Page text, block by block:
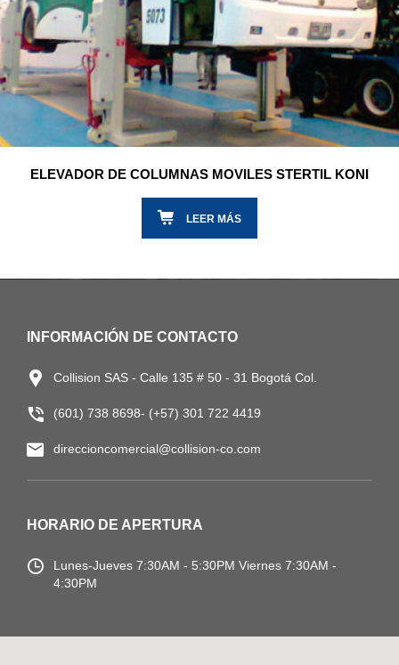
ELEVADOR DE COLUMNAS MOVILES STERTIL KONI
LEER MÁS
INFORMACIÓN DE CONTACTO
Collision SAS - Calle 135 # 50 - 31 Bogotá Col.
(601) 738 8698- (+57) 301 722 4419
direccioncomercial@collision-co.com
HORARIO DE APERTURA
Lunes-Jueves 7:30AM - 5:30PM Viernes 7:30AM -
4:30PM